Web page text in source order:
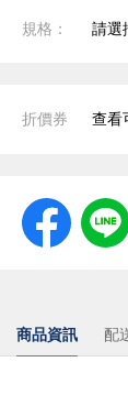
規格： 請選
折價券 查看
商品資訊 配